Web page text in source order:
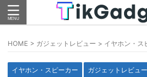
HOME > ガジェットレビュー > イヤホン・ス
イヤホン・スピーカー ガジェットレビュー